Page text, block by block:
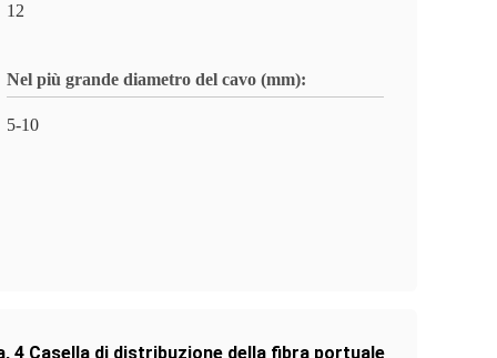
12
Nel più grande diametro del cavo (mm):
5-10
, 4 Casella di distribuzione della fibra portuale